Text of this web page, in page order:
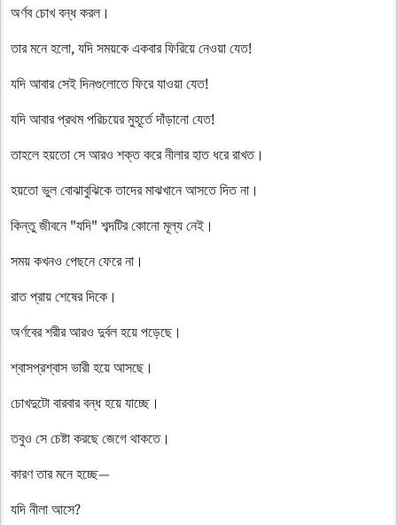
অর্ণব চোখ বন্ধ করল।
তার মনে হলো, যদি সময়কে একবার ফিরিয়ে নেওয়া যেত!
যদি আবার সেই দিনগুলোতে ফিরে যাওয়া যেত!
যদি আবার প্রথম পরিচয়ের মুহূর্তে দাঁড়ানো যেত!
তাহলে হয়তো সে আরও শক্ত করে নীলার হাত ধরে রাখত।
হয়তো ভুল বোঝাবুঝিকে তাদের মাঝখানে আসতে দিত না।
কিন্তু জীবনে "যদি" শব্দটির কোনো মূল্য নেই।
সময় কখনও পেছনে ফেরে না।
রাত প্রায় শেষের দিকে।
অর্ণবের শরীর আরও দুর্বল হয়ে পড়েছে।
শ্বাসপ্রশ্বাস ভারী হয়ে আসছে।
চোখদুটো বারবার বন্ধ হয়ে যাচ্ছে।
তবুও সে চেষ্টা করছে জেগে থাকতে।
কারণ তার মনে হচ্ছে—
যদি নীলা আসে?